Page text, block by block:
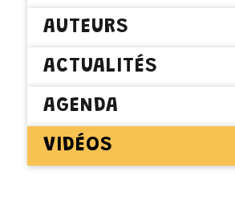
AUTEURS
ACTUALITÉS
AGENDA
VIDÉOS